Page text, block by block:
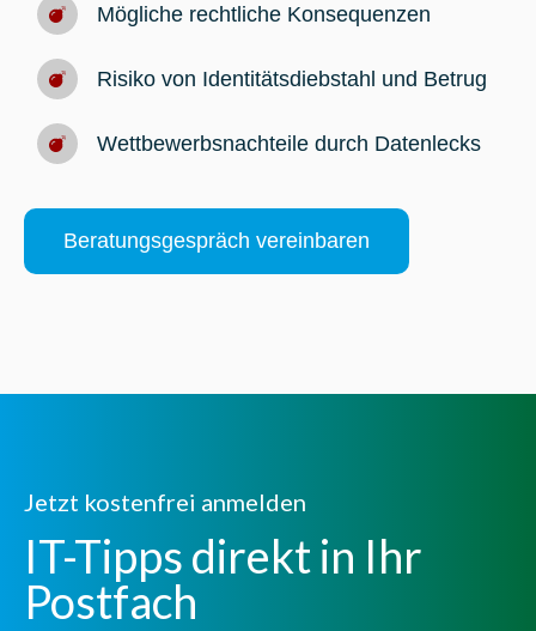
Mögliche rechtliche Konsequenzen
Risiko von Identitätsdiebstahl und Betrug
Wettbewerbsnachteile durch Datenlecks
Beratungsgespräch vereinbaren
Jetzt kostenfrei anmelden
IT-Tipps direkt in Ihr
Postfach